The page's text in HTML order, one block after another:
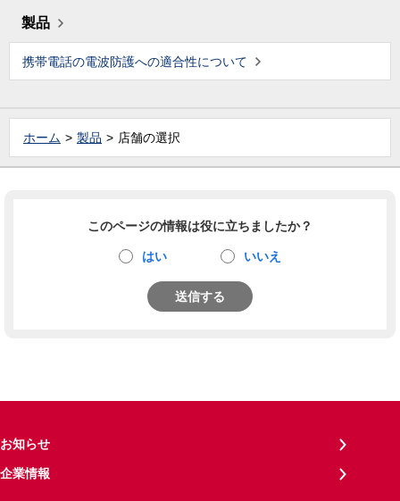
製品
携帯電話の電波防護への適合性について
ホーム 製品 店舗の選択
このページの情報は役に立ちましたか？
はい いいえ
送信する
お知らせ
企業情報